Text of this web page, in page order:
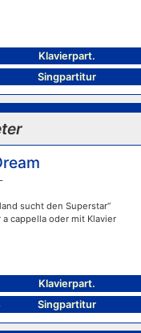
Klavierpart.
Singpartitur
sucht den Superstar“
cappella oder mit Klavier
Klavierpart.
Singpartitur